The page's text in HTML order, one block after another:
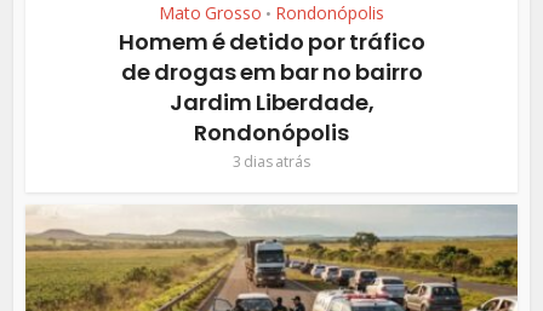
Mato Grosso • Rondonópolis
Homem é detido por tráfico
de drogas em bar no bairro
Jardim Liberdade,
Rondonópolis
3 dias atrás